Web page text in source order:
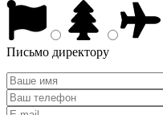
Письмо директору